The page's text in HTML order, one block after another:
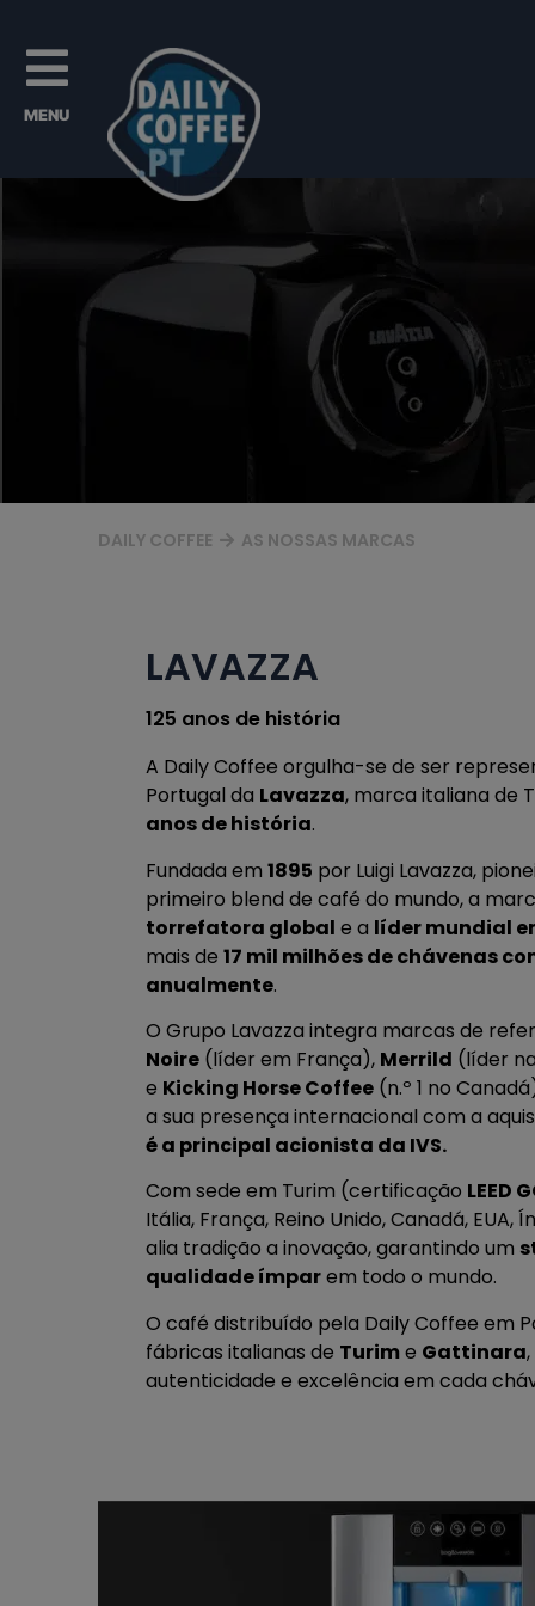
DAILY COFFEE AS NOSSAS MARCAS
LAVAZZA
125 anos de história
A Daily Coffee orgulha-se de ser
Portugal da Lavazza, marca italiana de
anos de história.
Fundada em 1895 por Luigi Lavazza,
primeiro blend de café do mundo, a
torrefatora global e a líder mundial
mais de 17 mil milhões de chávenas
anualmente.
O Grupo Lavazza integra marcas de
Noire (líder em França), Merrild (líder
e Kicking Horse Coffee (n.º 1 no
a sua presença internacional com a
é a principal acionista da IVS.
Com sede em Turim (certificação LEED
Itália, França, Reino Unido, Canadá, EUA,
alia tradição a inovação, garantindo um
qualidade ímparem todo o mundo.
O café distribuído pela Daily Coffee em
fábricas italianas de Turime Gattinara
autenticidade e excelência em cada